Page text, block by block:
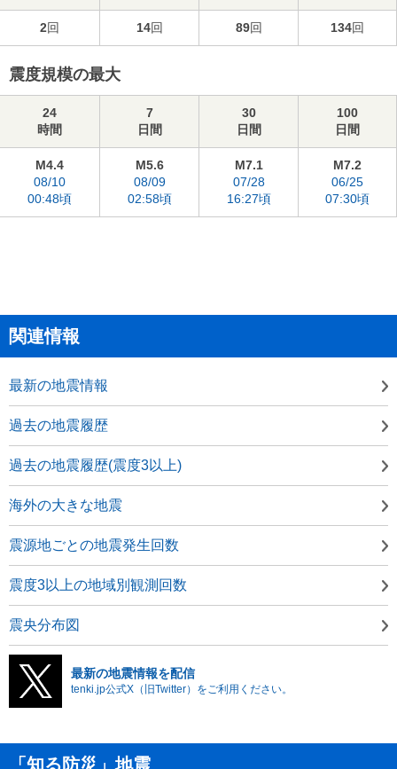
2回 14回 89回 134回
震度規模の最大
24
時間
7
日間
30
日間
100
日間
M4.4
08/10
00:48頃
M5.6
08/09
02:58頃
M7.1
07/28
16:27頃
M7.2
06/25
07:30頃
関連情報
最新の地震情報
過去の地震履歴
過去の地震履歴(震度3以上)
海外の大きな地震
震源地ごとの地震発生回数
震度3以上の地域別観測回数
震央分布図
最新の地震情報を配信
tenki.jp公式X（旧Twitter）をご利用ください。
「知る防災」地震